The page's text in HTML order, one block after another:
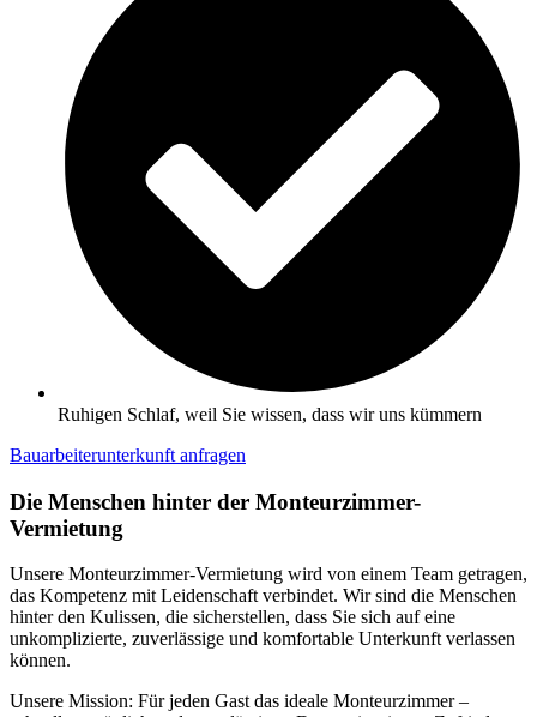
Ruhigen Schlaf, weil Sie wissen, dass wir uns kümmern
Bauarbeiterunterkunft anfragen
Die Menschen hinter der Monteurzimmer-
Vermietung
Unsere Monteurzimmer-Vermietung wird von einem Team getragen,
das Kompetenz mit Leidenschaft verbindet. Wir sind die Menschen
hinter den Kulissen, die sicherstellen, dass Sie sich auf eine
unkomplizierte, zuverlässige und komfortable Unterkunft verlassen
können.
Unsere Mission: Für jeden Gast das ideale Monteurzimmer –